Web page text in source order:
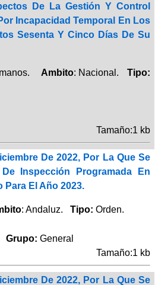
De La Gestión Y Control
Incapacidad Temporal En Los
Sesenta Y Cinco Días De Su
Ambito: Nacional.Tipo:
Tamaño:1 kb
De 2022, Por La Que Se
Inspección Programada En
Para El Año 2023.
: Andaluz. Tipo: Orden.
Grupo: General
Tamaño:1 kb
De 2022, Por La Que Se